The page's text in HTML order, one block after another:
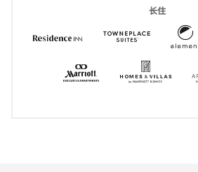
长住
Residence Inn
打开新窗口 打开新窗口
Marriott
打开新窗口 打开